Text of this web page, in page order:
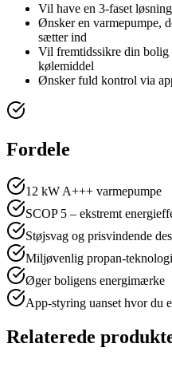
Vil have en 3-faset
Ønsker en varmepumpe,
sætter ind
Vil fremtidssikre din
kølemiddel
Ønsker fuld kontrol via
Fordele
12 kW A+++ varmepumpe
SCOP 5 – ekstremt
Støjsvag og prisvindende
Miljøvenlig propan-teknologi
Øger boligens energimærke
App-styring uanset hvor du
Relaterede